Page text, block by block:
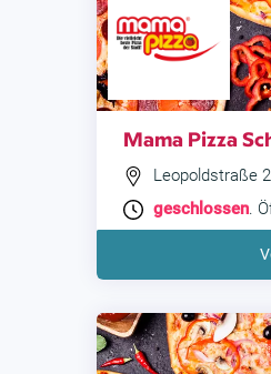
Mama Pizza
Leopoldstraße
geschlossen.